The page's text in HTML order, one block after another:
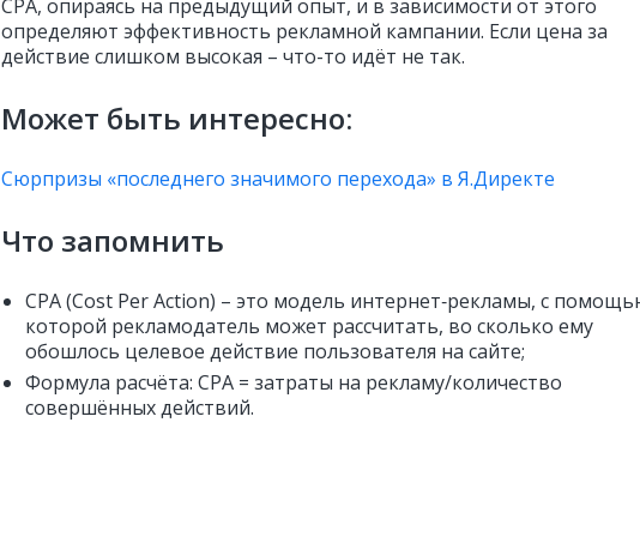
CPA, опираясь на предыдущий опыт, и в зависимости от этого
определяют эффективность рекламной кампании. Если цена за
действие слишком высокая – что-то идёт не так.
Может быть интересно:
Сюрпризы «последнего значимого перехода» в Я.Директе
Что запомнить
CPA (Cost Per Action) – это модель интернет‑рекламы, с
которой рекламодатель может рассчитать, во сколько ему
обошлось целевое действие пользователя на сайте;
Формула расчёта: CPA = затраты на рекламу/количество
совершённых действий.